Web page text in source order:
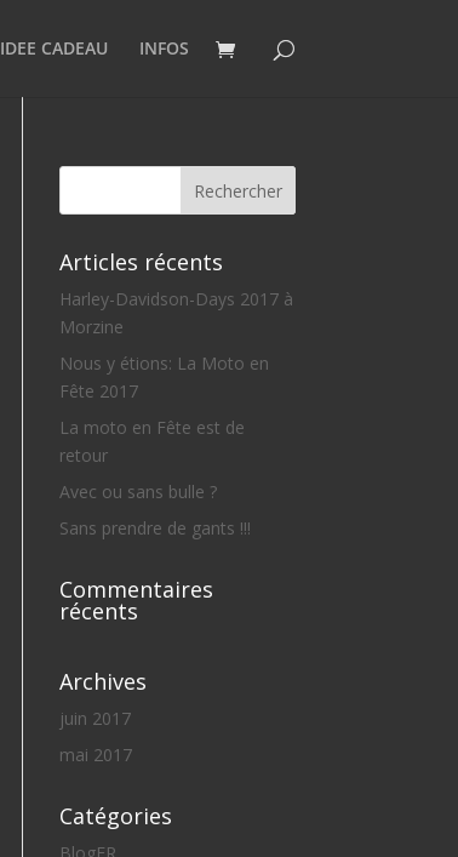
IDEE CADEAU INFOS
Articles récents
Harley-Davidson-Days 2017 à
Morzine
Nous y étions: La Moto en
Fête 2017
La moto en Fête est de
retour
Avec ou sans bulle ?
Sans prendre de gants !!!
Commentaires
récents
Archives
juin 2017
mai 2017
Catégories